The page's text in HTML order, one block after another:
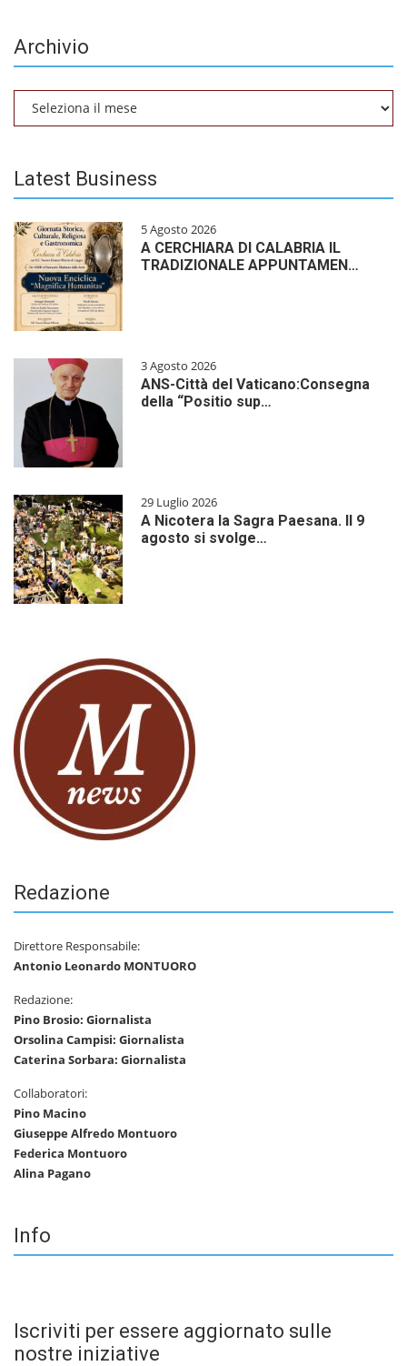
Archivio
Archivio
Latest Business
5 Agosto 2026
A CERCHIARA DI CALABRIA IL
TRADIZIONALE APPUNTAMEN…
3 Agosto 2026
ANS-Città del Vaticano:Consegna
della “Positio sup…
29 Luglio 2026
A Nicotera la Sagra Paesana. Il 9
agosto si svolge…
Redazione
Direttore Responsabile:
Antonio Leonardo MONTUORO
Redazione:
Pino Brosio: Giornalista
Orsolina Campisi: Giornalista
Caterina Sorbara: Giornalista
Collaboratori:
Pino Macino
Giuseppe Alfredo Montuoro
Federica Montuoro
Alina Pagano
Info
Iscriviti per essere aggiornato sulle
nostre iniziative